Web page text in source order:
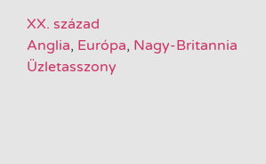
XX. század
Anglia, Európa, Nagy-Britannia
Üzletasszony